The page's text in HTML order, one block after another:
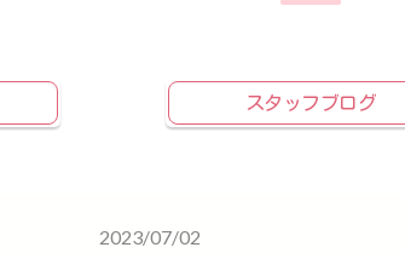
スタッフブログ
2023/07/02